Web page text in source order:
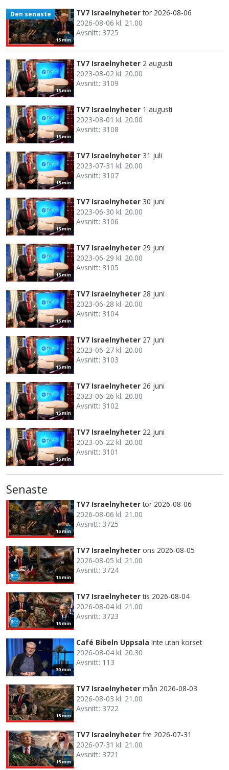
15 min
Den senaste TV7 Israelnyheter tor 2026-08-06
2026-08-06 kl. 21.00
Avsnitt: 3725
15 min
TV7 Israelnyheter 2 augusti
2023-08-02 kl. 20.00
Avsnitt: 3109
15 min
TV7 Israelnyheter 1 augusti
2023-08-01 kl. 20.00
Avsnitt: 3108
15 min
TV7 Israelnyheter 31 juli
2023-07-31 kl. 20.00
Avsnitt: 3107
15 min
TV7 Israelnyheter 30 juni
2023-06-30 kl. 20.00
Avsnitt: 3106
15 min
TV7 Israelnyheter 29 juni
2023-06-29 kl. 20.00
Avsnitt: 3105
15 min
TV7 Israelnyheter 28 juni
2023-06-28 kl. 20.00
Avsnitt: 3104
15 min
TV7 Israelnyheter 27 juni
2023-06-27 kl. 20.00
Avsnitt: 3103
15 min
TV7 Israelnyheter 26 juni
2023-06-26 kl. 20.00
Avsnitt: 3102
15 min
TV7 Israelnyheter 22 juni
2023-06-22 kl. 20.00
Avsnitt: 3101
Senaste
15 min
TV7 Israelnyheter tor 2026-08-06
2026-08-06 kl. 21.00
Avsnitt: 3725
15 min
TV7 Israelnyheter ons 2026-08-05
2026-08-05 kl. 21.00
Avsnitt: 3724
15 min
TV7 Israelnyheter tis 2026-08-04
2026-08-04 kl. 21.00
Avsnitt: 3723
30 min
Café Bibeln Uppsala Inte utan korset
2026-08-04 kl. 20.30
Avsnitt: 113
15 min
TV7 Israelnyheter mån 2026-08-03
2026-08-03 kl. 21.00
Avsnitt: 3722
15 min
TV7 Israelnyheter fre 2026-07-31
2026-07-31 kl. 21.00
Avsnitt: 3721